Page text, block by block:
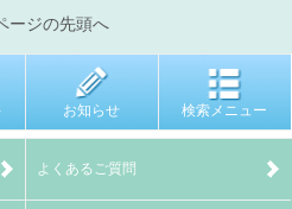
ージの先頭へ
お知らせ 検索メニュー
よくあるご質問